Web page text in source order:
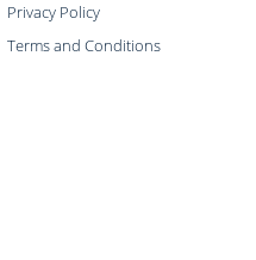
Privacy Policy
Terms and Conditions